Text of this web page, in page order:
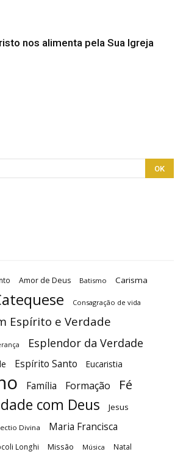
nos alimenta pela Sua Igreja
Amor de Deus Batismo Carisma
Consagração de vida
Espírito e Verdade
Esplendor da Verdade
Espírito Santo Eucaristia
Família Formação Fé
com Deus Jesus
Divina Maria Francisca
Longhi Missão Música Natal